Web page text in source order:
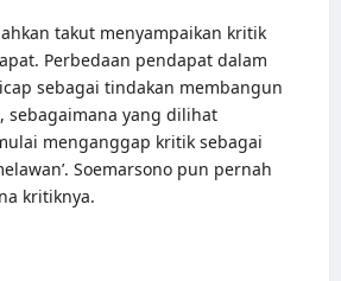
takut menyampaikan kritik
Perbedaan pendapat dalam
sebagai tindakan membangun
sebagaimana yang dilihat
menganggap kritik sebagai
Soemarsono pun pernah
kritiknya.